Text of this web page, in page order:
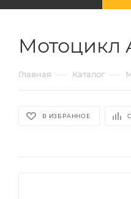
Мотоцикл
Главная — Каталог —
В ИЗБРАННОЕ